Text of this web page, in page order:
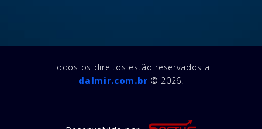
Todos os direitos estão reservados a
dalmir.com.br © 2026.